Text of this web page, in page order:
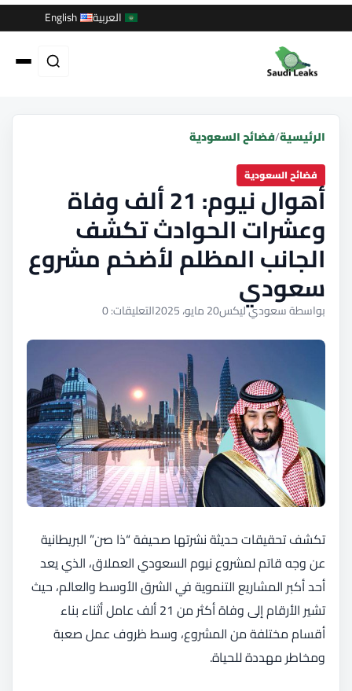
العربية English
الرئيسية/فضائح السعودية
فضائح السعودية
أهوال نيوم: 21 ألف وفاة
وعشرات الحوادث تكشف
الجانب المظلم لأضخم مشروع
سعودي
بواسطة سعودي ليكس20 مايو، 2025 التعليقات: 0
تكشف تحقيقات حديثة نشرتها صحيفة “ذا صن” البريطانية
عن وجه قاتم لمشروع نيوم السعودي العملاق، الذي يعد
أحد أكبر المشاريع التنموية في الشرق الأوسط والعالم، حيث
تشير الأرقام إلى وفاة أكثر من 21 ألف عامل أثناء بناء
أقسام مختلفة من المشروع، وسط ظروف عمل صعبة
ومخاطر مهددة للحياة.